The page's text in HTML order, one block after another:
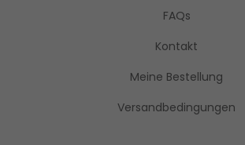
FAQs
Kontakt
Meine Bestellung
Versandbedingungen